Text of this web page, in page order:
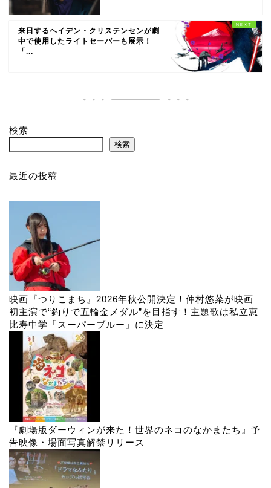
来日するヘイデン・クリステンセンが劇
中で使用したライトセーバーも展示！
「...
検索
検索
最近の投稿
映画『つりこまち』2026年秋公開決定！仲村悠菜が映画
初主演で“釣りで五輪金メダル”を目指す！主題歌は私立恵
比寿中学「スーパーブルー」に決定
『劇場版ダーウィンが来た！世界のネコのなかまたち』予
告映像・場面写真解禁リリース